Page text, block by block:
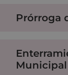
Prórroga